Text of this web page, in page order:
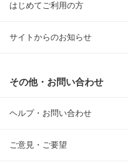
はじめてご利用の方
サイトからのお知らせ
その他・お問い合わせ
ヘルプ・お問い合わせ
ご意見・ご要望